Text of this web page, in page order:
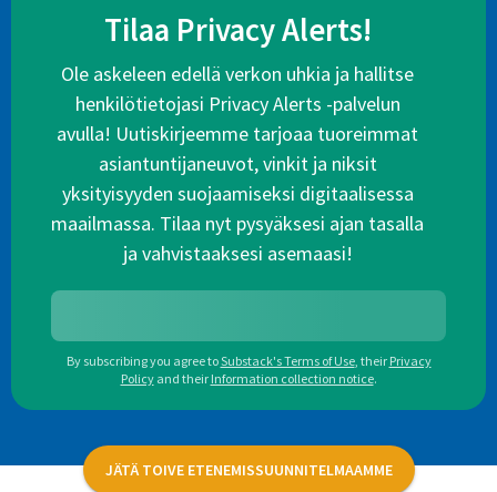
Tilaa Privacy Alerts!
Ole askeleen edellä verkon uhkia ja hallitse
henkilötietojasi Privacy Alerts -palvelun
avulla! Uutiskirjeemme tarjoaa tuoreimmat
asiantuntijaneuvot, vinkit ja niksit
yksityisyyden suojaamiseksi digitaalisessa
maailmassa. Tilaa nyt pysyäksesi ajan tasalla
ja vahvistaaksesi asemaasi!
By subscribing you agree toSubstack's Terms of Use, their Privacy
Policy and their Information collection notice.
JÄTÄ TOIVE ETENEMISSUUNNITELMAAMME